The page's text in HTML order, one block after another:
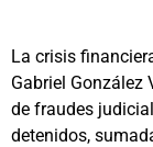
La crisis
Gabriel González
de fraudes
detenidos,